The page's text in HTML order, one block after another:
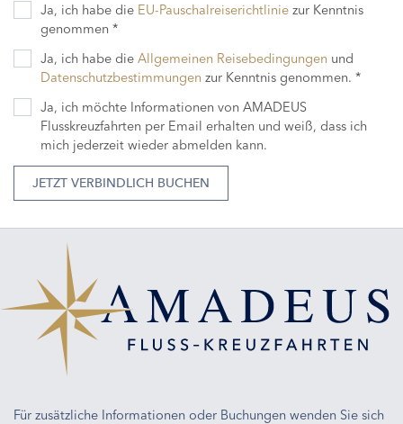
Ja, ich habe die EU-Pauschalreiserichtlinie zur Kenntnis
genommen *
Ja, ich habe die Allgemeinen Reisebedingungen und
Datenschutzbestimmungen zur Kenntnis genommen. *
Ja, ich möchte Informationen von AMADEUS
Flusskreuzfahrten per Email erhalten und weiß, dass ich
mich jederzeit wieder abmelden kann.
JETZT VERBINDLICH BUCHEN
Für zusätzliche Informationen oder Buchungen wenden Sie sich